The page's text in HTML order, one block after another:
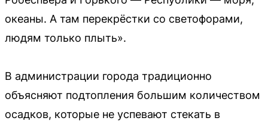
океаны. А там перекрёстки со светофорами,
людям только плыть».
В администрации города традиционно
объясняют подтопления большим количеством
осадков, которые не успевают стекать в